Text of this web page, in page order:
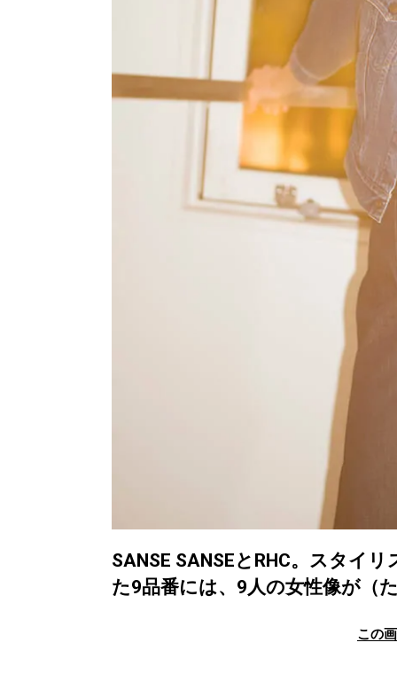
SANSE SANSEとRHC。スタイ
た9品番には、9人の女性像が（
この